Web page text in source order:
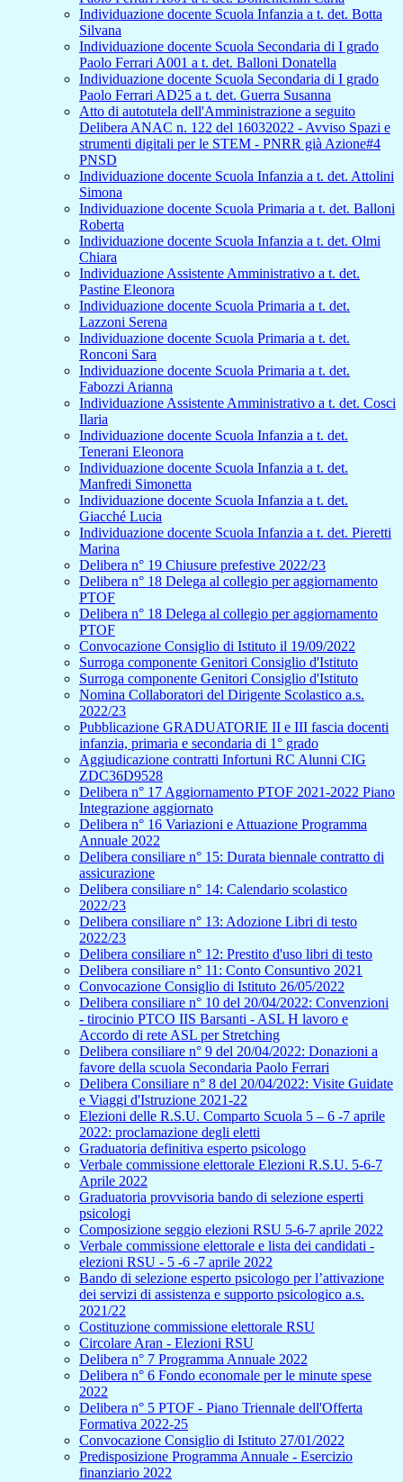
Individuazione docente Scuola Infanzia a t. det. Botta
Silvana
Individuazione docente Scuola Secondaria di I grado
Paolo Ferrari A001 a t. det. Balloni Donatella
Individuazione docente Scuola Secondaria di I grado
Paolo Ferrari AD25 a t. det. Guerra Susanna
Atto di autotutela dell'Amministrazione a seguito
Delibera ANAC n. 122 del 16032022 - Avviso Spazi e
strumenti digitali per le STEM - PNRR già Azione#4
PNSD
Individuazione docente Scuola Infanzia a t. det. Attolini
Simona
Individuazione docente Scuola Primaria a t. det. Balloni
Roberta
Individuazione docente Scuola Infanzia a t. det. Olmi
Chiara
Individuazione Assistente Amministrativo a t. det.
Pastine Eleonora
Individuazione docente Scuola Primaria a t. det.
Lazzoni Serena
Individuazione docente Scuola Primaria a t. det.
Ronconi Sara
Individuazione docente Scuola Primaria a t. det.
Fabozzi Arianna
Individuazione Assistente Amministrativo a t. det. Cosci
Ilaria
Individuazione docente Scuola Infanzia a t. det.
Tenerani Eleonora
Individuazione docente Scuola Infanzia a t. det.
Manfredi Simonetta
Individuazione docente Scuola Infanzia a t. det.
Giacché Lucia
Individuazione docente Scuola Infanzia a t. det. Pieretti
Marina
Delibera n° 19 Chiusure prefestive 2022/23
Delibera n° 18 Delega al collegio per aggiornamento
PTOF
Delibera n° 18 Delega al collegio per aggiornamento
PTOF
Convocazione Consiglio di Istituto il 19/09/2022
Surroga componente Genitori Consiglio d'Istituto
Surroga componente Genitori Consiglio d'Istituto
Nomina Collaboratori del Dirigente Scolastico a.s.
2022/23
Pubblicazione GRADUATORIE II e III fascia docenti
infanzia, primaria e secondaria di 1° grado
Aggiudicazione contratti Infortuni RC Alunni CIG
ZDC36D9528
Delibera n° 17 Aggiornamento PTOF 2021-2022 Piano
Integrazione aggiornato
Delibera n° 16 Variazioni e Attuazione Programma
Annuale 2022
Delibera consiliare n° 15: Durata biennale contratto di
assicurazione
Delibera consiliare n° 14: Calendario scolastico
2022/23
Delibera consiliare n° 13: Adozione Libri di testo
2022/23
Delibera consiliare n° 12: Prestito d'uso libri di testo
Delibera consiliare n° 11: Conto Consuntivo 2021
Convocazione Consiglio di Istituto 26/05/2022
Delibera consiliare n° 10 del 20/04/2022: Convenzioni
- tirocinio PTCO IIS Barsanti - ASL H lavoro e
Accordo di rete ASL per Stretching
Delibera consiliare n° 9 del 20/04/2022: Donazioni a
favore della scuola Secondaria Paolo Ferrari
Delibera Consiliare n° 8 del 20/04/2022: Visite Guidate
e Viaggi d'Istruzione 2021-22
Elezioni delle R.S.U. Comparto Scuola 5 – 6 -7 aprile
2022: proclamazione degli eletti
Graduatoria definitiva esperto psicologo
Verbale commissione elettorale Elezioni R.S.U. 5-6-7
Aprile 2022
Graduatoria provvisoria bando di selezione esperti
psicologi
Composizione seggio elezioni RSU 5-6-7 aprile 2022
Verbale commissione elettorale e lista dei candidati -
elezioni RSU - 5 -6 -7 aprile 2022
Bando di selezione esperto psicologo per l’attivazione
dei servizi di assistenza e supporto psicologico a.s.
2021/22
Costituzione commissione elettorale RSU
Circolare Aran - Elezioni RSU
Delibera n° 7 Programma Annuale 2022
Delibera n° 6 Fondo economale per le minute spese
2022
Delibera n° 5 PTOF - Piano Triennale dell'Offerta
Formativa 2022-25
Convocazione Consiglio di Istituto 27/01/2022
Predisposizione Programma Annuale - Esercizio
finanziario 2022